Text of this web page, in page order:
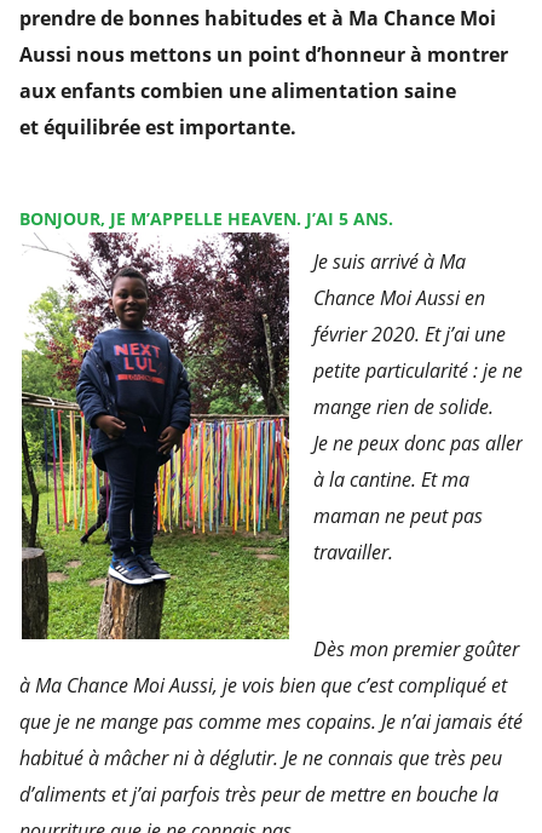
prendre de bonnes habitudes et à Ma Chance Moi
Aussi nous mettons un point d’honneur à montrer
aux enfants combien une alimentation saine
et équilibrée est importante.
BONJOUR, JE M’APPELLE HEAVEN. J’AI 5 ANS.
Je suis arrivé à Ma
Chance Moi Aussi en
février 2020. Et j’ai une
petite particularité : je ne
mange rien de solide.
Je ne peux donc pas aller
à la cantine. Et ma
maman ne peut pas
travailler.
Dès mon premier goûter
à Ma Chance Moi Aussi, je vois bien que c’est compliqué et
que je ne mange pas comme mes copains. Je n’ai jamais été
habitué à mâcher ni à déglutir. Je ne connais que très peu
d’aliments et j’ai parfois très peur de mettre en bouche la